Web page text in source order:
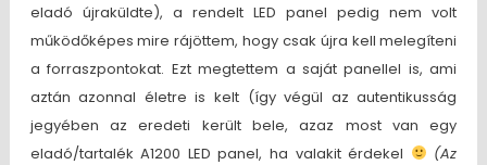
eladó újraküldte), a rendelt LED panel pedig nem volt
működőképes mire rájöttem, hogy csak újra kell melegíteni
a forraszpontokat. Ezt megtettem a saját panellel is, ami
aztán azonnal életre is kelt (így végül az autentikusság
jegyében az eredeti került bele, azaz most van egy
eladó/tartalék A1200 LED panel, ha valakit érdekel
(Az